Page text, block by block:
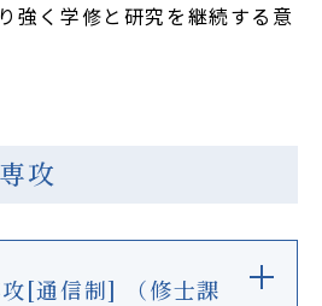
強く学修と研究を継続する意
攻
[通信制] （修士課